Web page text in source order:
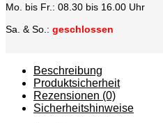
Mo. bis Fr.: 08.30 bis 16.00 Uhr
Sa. & So.: geschlossen
Beschreibung
Produktsicherheit
Rezensionen (0)
Sicherheitshinweise